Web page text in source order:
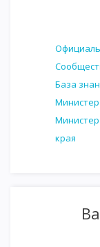
База
края